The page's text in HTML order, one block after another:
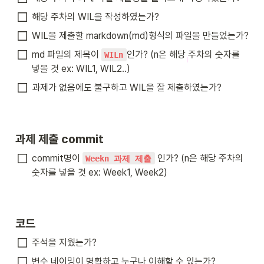
해당 주차의 WIL을 작성하였는가?
WIL을 제출할 markdown(md)형식의 파일을 만들었는가?
md 파일의 제목이
WILn 인가? (n은 해당 주차의 숫자를
넣을 것 ex: WIL1, WIL2..)
과제가 없음에도 불구하고 WIL을 잘 제출하였는가?
과제 제출 commit
commit명이 Weekn 과제 제출
인가? (n은 해당 주차의
숫자를 넣을 것 ex: Week1, Week2)
코드
주석을 지웠는가?
변수 네이밍이 명확하고 누구나 이해할 수 있는가?